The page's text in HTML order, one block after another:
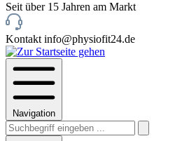
Seit über 15 Jahren am Markt
Kontakt info@physiofit24.de
Navigation